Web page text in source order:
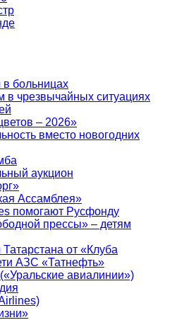
больницах
чрезвычайных ситуациях
– 2026»
вместо новогодних
аукцион
Ассамблея»
помогают Русфонду
прессы» – детям
от «Клуба
АЗС «Татнефть»
авиалинии»)